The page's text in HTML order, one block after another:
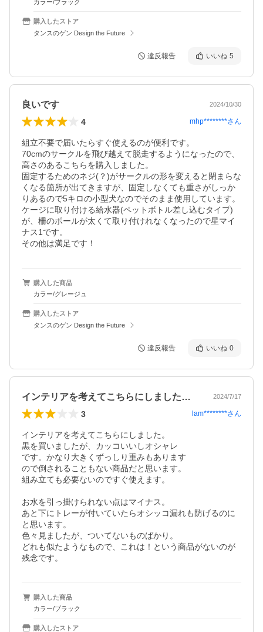
カラー/ブラック
購入したストア
タンスのゲン Design the Future
違反報告 いいね 5
良いです 2024/10/30
4 mhp********さん
組立不要で届いたらすぐ使えるのが便利です。
70cmのサークルを飛び越えて脱走するようになったので、
高さのあるこちらを購入しました。
固定するためのネジ(？)がサークルの形を変えると閉まらな
くなる箇所が出てきますが、固定しなくても重さがしっか
りあるので5キロの小型犬なのでそのまま使用しています。
ケージに取り付ける給水器(ペットボトル差し込むタイプ)
が、柵のポールが太くて取り付けれなくなったので星マイ
ナス1です。
その他は満足です！
購入した商品
カラー/グレージュ
購入したストア
タンスのゲン Design the Future
違反報告 いいね 0
インテリアを考えてこちらにしました。黒… 2024/7/17
3 lam********さん
インテリアを考えてこちらにしました。
黒を買いましたが、カッコいいしオシャレ
です。かなり大きくずっしり重みもあります
ので倒されることもない商品だと思います。
組み立ても必要ないのですぐ使えます。
お水を引っ掛けられない点はマイナス。
あと下にトレーが付いていたらオシッコ漏れも防げるのに
と思います。
色々見ましたが、ついてないものばかり。
どれも似たようなもので、これは！という商品がないのが
購入した商品
カラー/ブラック
購入したストア